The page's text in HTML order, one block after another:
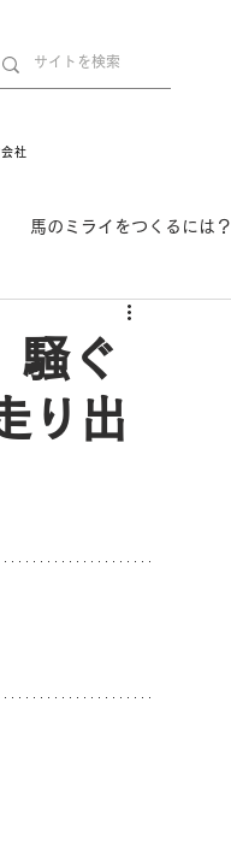
社
馬のミライをつくるには？
騒ぐ
り出